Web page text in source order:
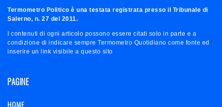
Termometro Politico è una testata registrata presso il Tribunale di
Salerno, n. 27 del 2011.
I contenuti di ogni articolo possono essere citati solo in parte e a
condizione di indicare sempre Termometro Quotidiano come fonte ed
inserire un link visibile a questo sito
PAGINE
HOME